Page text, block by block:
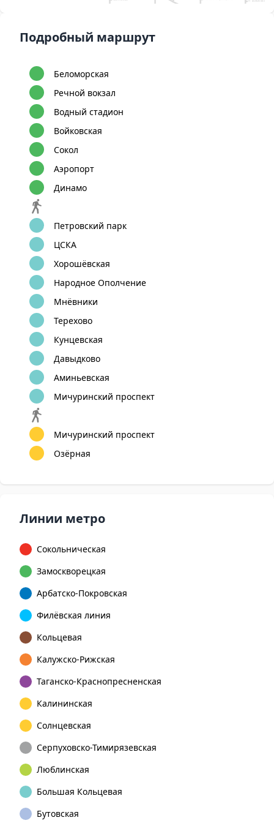
8
Рассказовка
Подробный маршрут
Беломорская
Речной вокзал
Водный стадион
Войковская
Сокол
Аэропорт
Динамо
Петровский парк
ЦСКА
Хорошёвская
Народное Ополчение
Мнёвники
Терехово
Кунцевская
Давыдково
Аминьевская
Мичуринский проспект
Мичуринский проспект
Озёрная
Линии метро
Сокольническая
Замоскворецкая
Арбатско-Покровская
Филёвская линия
Кольцевая
Калужско-Рижская
Таганско-Краснопресненская
Калининская
Солнцевская
Серпуховско-Тимирязевская
Люблинская
Большая Кольцевая
Бутовская